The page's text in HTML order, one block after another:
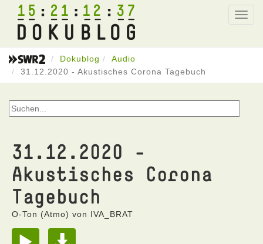
15 21 12 37
Dokublog
Audio
31.12.2020 - Akustisches Corona Tagebuch
31.12.2020 -
Akustisches Corona
Tagebuch
O-Ton (Atmo) von IVA_BRAT